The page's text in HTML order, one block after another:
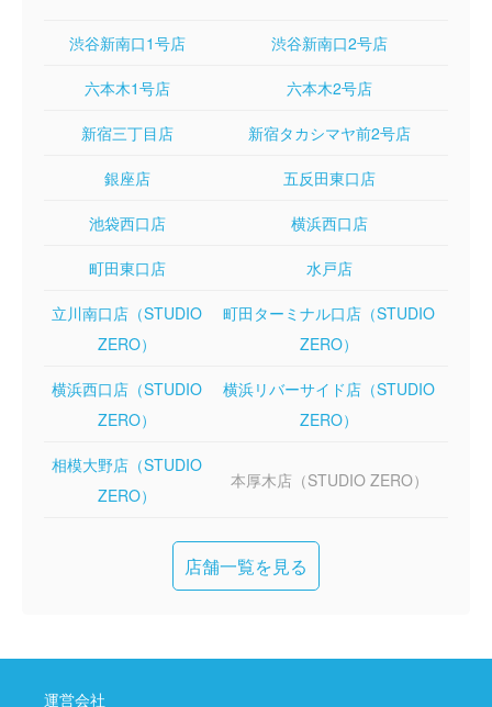
渋谷新南口1号店 渋谷新南口2号店
六本木1号店 六本木2号店
新宿三丁目店 新宿タカシマヤ前2号店
銀座店 五反田東口店
池袋西口店 横浜西口店
町田東口店 水戸店
立川南口店（STUDIO
ZERO）
町田ターミナル口店（STUDIO
ZERO）
横浜西口店（STUDIO
ZERO）
横浜リバーサイド店（STUDIO
ZERO）
相模大野店（STUDIO
ZERO）
本厚木店（STUDIO ZERO）
店舗一覧を見る
運営会社